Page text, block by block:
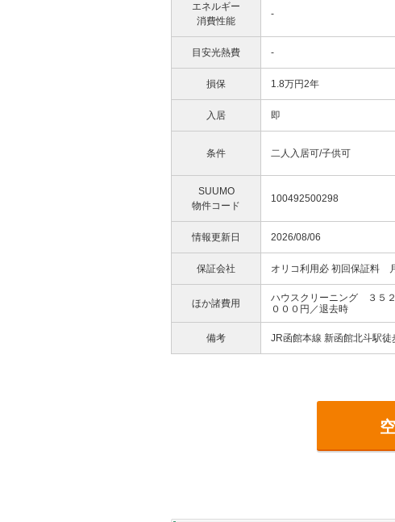
エネルギー
消費性能
-
目安光熱費 -
損保 1.8万円2年
入居 即
条件 二人入居可/子供可
SUUMO
物件コード
100492500298
情報更新日 2026/08/06
保証会社 オリコ利用必 初回保証料
ほか諸費用
ハウスクリーニング ３５
０００円／退去時
備考 JR函館本線 新函館北斗駅徒